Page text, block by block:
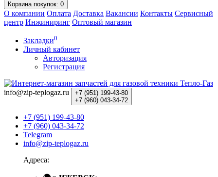
Корзинапокупок: 0
О компании Оплата Доставка Вакансии Контакты Сервисный
центр Инжиниринг Оптовый магазин
Закладки0
Личный кабинет
Авторизация
Регистрация
info@zip-teplogaz.ru +7 (951) 199-43-80
+7 (960) 043-34-72
+7 (951) 199-43-80
+7 (960) 043-34-72
Telegram
info@zip-teplogaz.ru
Адреса: